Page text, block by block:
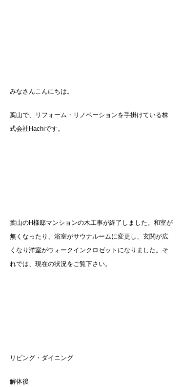
みなさんこんにちは。
葉山で、リフォーム・リノベーションを手掛けている株
式会社Hachiです。
葉山のH様邸マンションの木工事が終了しました。和室が
無くなったり、浴室がサウナルームに変更し、玄関が広
くなり洋室がウォークインクロゼットになりました。そ
れでは、現在の状況をご覧下さい。
リビング・ダイニング
解体後